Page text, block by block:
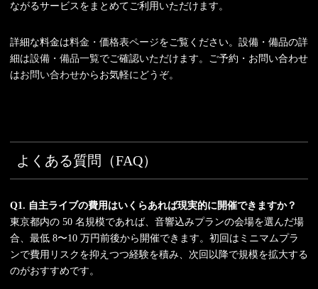
ながるサービスをまとめてご利用いただけます。
詳細な料金は料金・価格表ページをご覧ください。設備・備品の詳
細は設備・備品一覧でご確認いただけます。ご予約・お問い合わせ
はお問い合わせからお気軽にどうぞ。
よくある質問（FAQ）
Q1. 自主ライブの費用はいくらあれば現実的に開催できますか？
東京都内の 50 名規模であれば、音響込みプランの会場を選んだ場
合、最低 8〜10 万円前後から開催できます。初回はミニマムプラ
ンで費用リスクを抑えつつ経験を積み、次回以降で規模を拡大する
のがおすすめです。